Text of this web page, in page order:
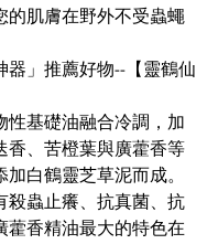
的肌膚在野外不受蟲蠅
器」推薦好物--【靈鶴仙
性基礎油融合冷調，加
香、苦橙葉與廣藿香等
加白鶴靈芝草泥而成。
殺蟲止癢、抗真菌、抗
藿香精油最大的特色在